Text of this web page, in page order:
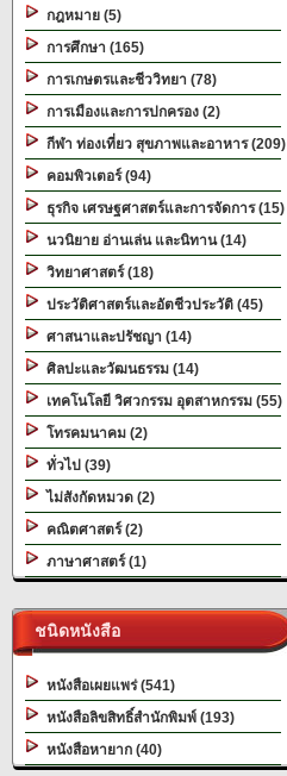
กฎหมาย (5)
การศึกษา (165)
การเกษตรและชีววิทยา (78)
การเมืองและการปกครอง (2)
กีฬา ท่องเที่ยว สุขภาพและอาหาร (209)
คอมพิวเตอร์ (94)
ธุรกิจ เศรษฐศาสตร์และการจัดการ (15)
นวนิยาย อ่านเล่น และนิทาน (14)
วิทยาศาสตร์ (18)
ประวัติศาสตร์และอัตชีวประวัติ (45)
ศาสนาและปรัชญา (14)
ศิลปะและวัฒนธรรม (14)
เทคโนโลยี วิศวกรรม อุตสาหกรรม (55)
โทรคมนาคม (2)
ทั่วไป (39)
ไม่สังกัดหมวด (2)
คณิตศาสตร์ (2)
ภาษาศาสตร์ (1)
ชนิดหนังสือ
หนังสือเผยแพร่ (541)
หนังสือลิขสิทธิ์สำนักพิมพ์ (193)
หนังสือหายาก (40)